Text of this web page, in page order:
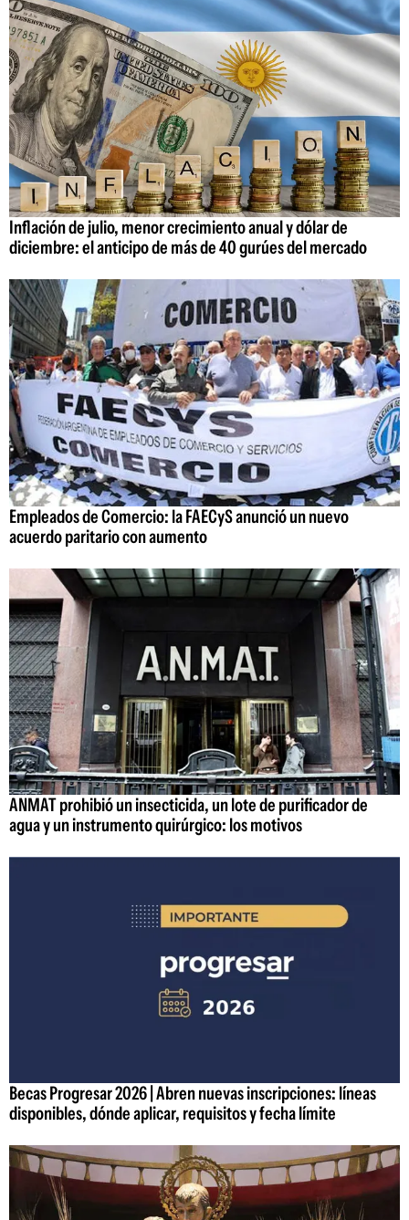
Inflación de julio, menor crecimiento anual y dólar de
diciembre: el anticipo de más de 40 gurúes del mercado
Empleados de Comercio: la FAECyS anunció un nuevo
acuerdo paritario con aumento
ANMAT prohibió un insecticida, un lote de purificador de
agua y un instrumento quirúrgico: los motivos
Becas Progresar 2026 | Abren nuevas inscripciones: líneas
disponibles, dónde aplicar, requisitos y fecha límite